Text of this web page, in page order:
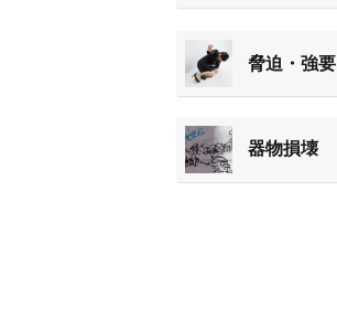
脅迫・強要
器物損壊